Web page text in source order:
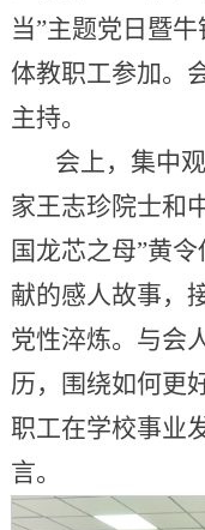
当”主题党日暨
体教职工参加。
主持。
会上，集中
家王志珍院士和
国龙芯之母”黄
献的感人故事，
党性淬炼。与会
历，围绕如何更
职工在学校事业
言。